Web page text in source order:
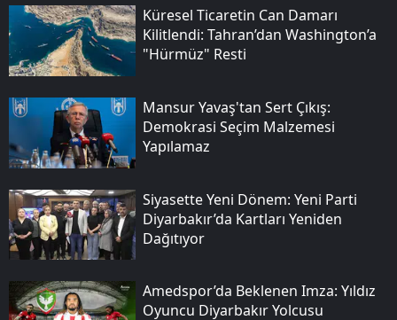
Küresel Ticaretin Can Damarı
Kilitlendi: Tahran’dan Washington’a
"hürmüz" Resti
Mansur Yavaş'tan Sert Çıkış:
Demokrasi Seçim Malzemesi
Yapılamaz
Siyasette Yeni Dönem: Yeni Parti
Diyarbakır’da Kartları Yeniden
Dağıtıyor
Amedspor’da Beklenen Imza: Yıldız
Oyuncu Diyarbakır Yolcusu